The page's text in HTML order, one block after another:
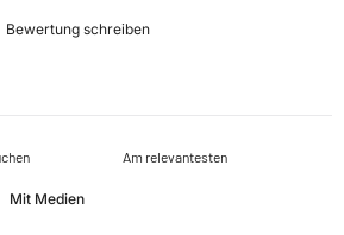
Bewertung schreiben
Mit Medien